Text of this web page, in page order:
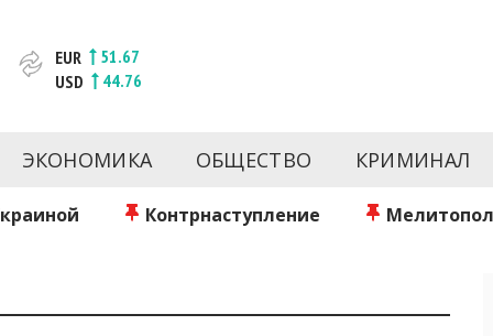
и сайт новостей города Запорожья. Каждый
области за день. Информация и персоны Запорожья.
о событиях города Запорожья и области.
EUR
51.67
USD
44.76
ЭКОНОМИКА ОБЩЕСТВО КРИМИНАЛ
Контрнаступление